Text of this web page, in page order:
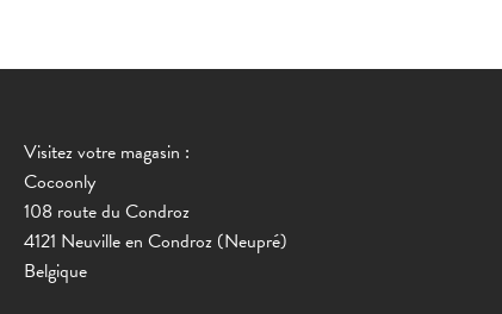
Visitez votre magasin :
Cocoonly
108 route du Condroz
4121 Neuville en Condroz (Neupré)
Belgique